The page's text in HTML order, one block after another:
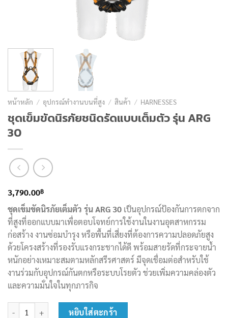
หน้าหลัก / อุปกรณ์ทำงานบนที่สูง / สินค้า / HARNESSES
ชุดเข็มขัดนิรภัยชนิดรัดแบบเต็มตัว รุ่น ARG
30
3,790.00฿
ชุดเข็มขัดนิรภัยเต็มตัว รุ่น ARG 30 เป็นอุปกรณ์ป้องกันการตกจาก
ที่สูงที่ออกแบบมาเพื่อตอบโจทย์การใช้งานในงานอุตสาหกรรม
ก่อสร้าง งานซ่อมบำรุง หรือพื้นที่เสี่ยงที่ต้องการความปลอดภัยสูง
ด้วยโครงสร้างที่รองรับแรงกระชากได้ดี พร้อมสายรัดที่กระจายน้ำ
หนักอย่างเหมาะสมตามหลักสรีรศาสตร์ มีจุดเชื่อมต่อสำหรับใช้
งานร่วมกับอุปกรณ์กันตกหรือระบบโรยตัว ช่วยเพิ่มความคล่องตัว
และความมั่นใจในทุกภารกิจ
จำนวน ชุดเข็มขัดนิรภัยชนิดรัดแบบเต็มตัว รุ่น ARG 30 ชิ้น
หยิบใส่ตะกร้า